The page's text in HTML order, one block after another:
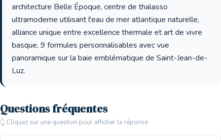
architecture Belle Époque, centre de thalasso
ultramoderne utilisant l'eau de mer atlantique naturelle,
alliance unique entre excellence thermale et art de vivre
basque, 9 formules personnalisables avec vue
panoramique sur la baie emblématique de Saint-Jean-de-
Luz.
Questions fréquentes
👆 Cliquez sur une question pour afficher la réponse